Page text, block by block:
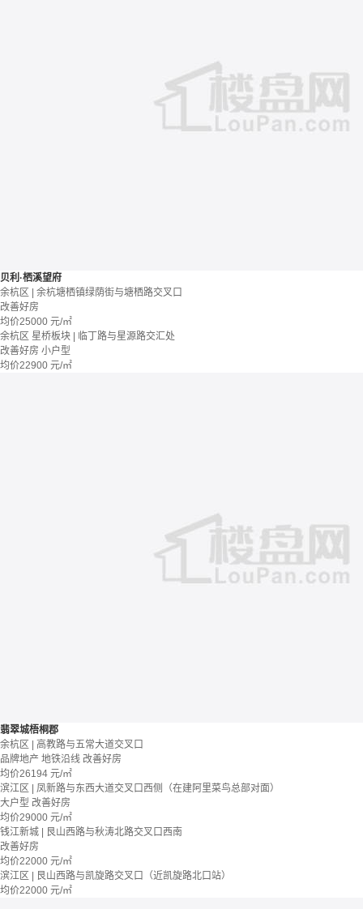
贝利·栖溪望府
余杭区 | 余杭塘栖镇绿荫街与塘栖路交叉口
改善好房
均价25000 元/㎡
余杭区 星桥板块 | 临丁路与星源路交汇处
改善好房 小户型
均价22900 元/㎡
翡翠城梧桐郡
余杭区 | 高教路与五常大道交叉口
品牌地产 地铁沿线 改善好房
均价26194 元/㎡
滨江区 | 凤新路与东西大道交叉口西侧（在建阿里菜鸟总部对面）
大户型 改善好房
均价29000 元/㎡
钱江新城 | 艮山西路与秋涛北路交叉口西南
改善好房
均价22000 元/㎡
滨江区 | 艮山西路与凯旋路交叉口（近凯旋路北口站）
均价22000 元/㎡